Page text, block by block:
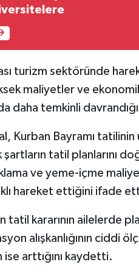
turizm sektöründe
maliyetler ve
daha temkinli
Kurban Bayramı tatilinin
tatil planlarını
ve yeme-içme
hareket ettiğini ifade
tatil kararının ailelerde
alışkanlığının ciddi
ise arttığını kaydetti.